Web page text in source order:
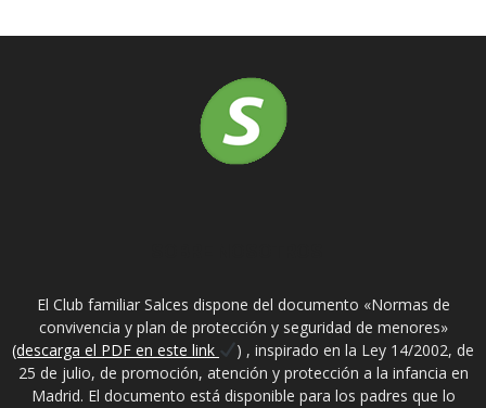
El Club familiar Salces dispone del documento «Normas de
convivencia y plan de protección y seguridad de menores»
(descarga el PDF en este link
) , inspirado en la Ley 14/2002, de
25 de julio, de promoción, atención y protección a la infancia en
Madrid. El documento está disponible para los padres que lo